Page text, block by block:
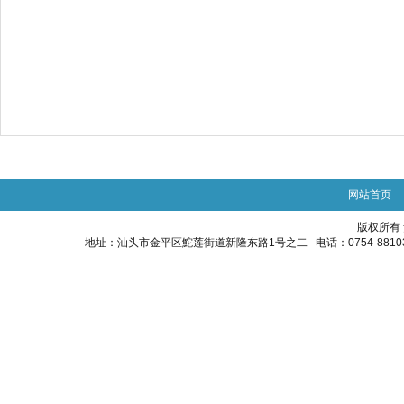
网站首页
版权所
地址：汕头市金平区鮀莲街道新隆东路1号之二 电话：0754-